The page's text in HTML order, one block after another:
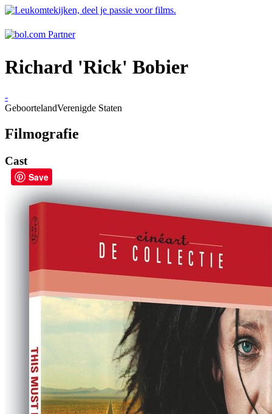
Richard 'Rick' Bobier
-
GeboortelandVerenigde Staten
Filmografie
Cast
Save